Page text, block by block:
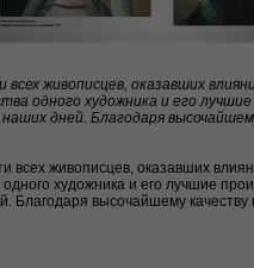
живописцев, оказавших
одного художника и его
дней. Благодаря
живописцев, оказавших
художника и его лучшие
Благодаря высочайшему